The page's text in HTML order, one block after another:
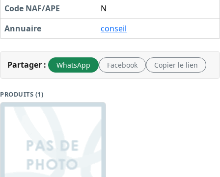
Code NAF/APE
N
Annuaire
conseil
Partager : WhatsApp Facebook Copier le lien
PRODUITS (1)